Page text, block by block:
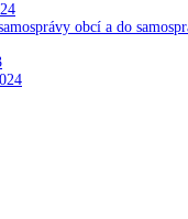
obcí a do